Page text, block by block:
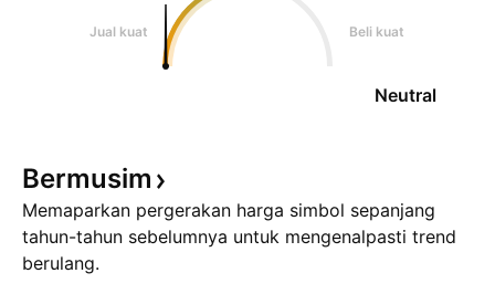
Jual kuat Beli kuat
Neutral
Bermusim
Memaparkan pergerakan harga simbol sepanjang
tahun-tahun sebelumnya untuk mengenalpasti trend
berulang.